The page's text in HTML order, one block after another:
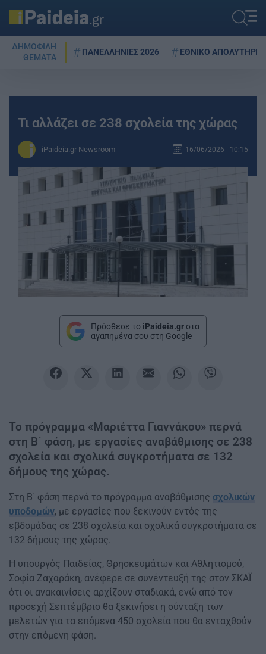
ΔΗΜΟΦΙΛΗ
ΘΕΜΑΤΑ
ΠΑΝΕΛΛΗΝΙΕΣ 2026 ΕΘΝΙΚΟ ΑΠΟΛΥΤΗΡΙΟ
Τι αλλάζει σε 238 σχολεία της χώρας
iPaideia.gr Newsroom 16/06/2026 - 10:15
Πρόσθεσε το iPaideia.gr στα
αγαπημένα σου στη Google
Το πρόγραμμα «Μαριέττα Γιαννάκου» περνά
στη Β΄ φάση, με εργασίες αναβάθμισης σε 238
σχολεία και σχολικά συγκροτήματα σε 132
δήμους της χώρας.
Στη Β΄ φάση περνά το πρόγραμμα αναβάθμισης σχολικών
υποδομών, με εργασίες που ξεκινούν εντός της
εβδομάδας σε 238 σχολεία και σχολικά συγκροτήματα σε
132 δήμους της χώρας.
Η υπουργός Παιδείας, Θρησκευμάτων και Αθλητισμού,
Σοφία Ζαχαράκη, ανέφερε σε συνέντευξή της στον ΣΚΑΪ
ότι οι ανακαινίσεις αρχίζουν σταδιακά, ενώ από τον
προσεχή Σεπτέμβριο θα ξεκινήσει η σύνταξη των
μελετών για τα επόμενα 450 σχολεία που θα ενταχθούν
στην επόμενη φάση.